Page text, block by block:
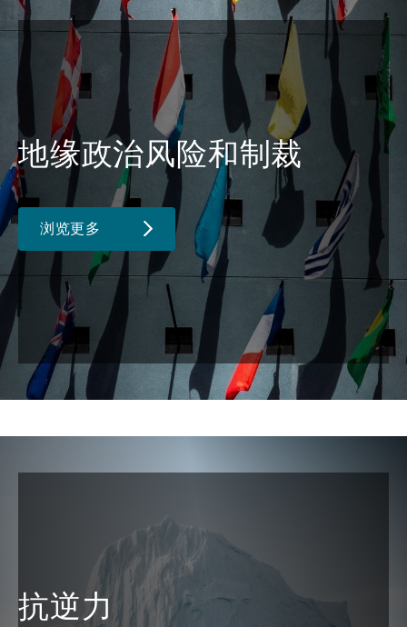
地缘政治风险和制裁
浏览更多
抗逆力